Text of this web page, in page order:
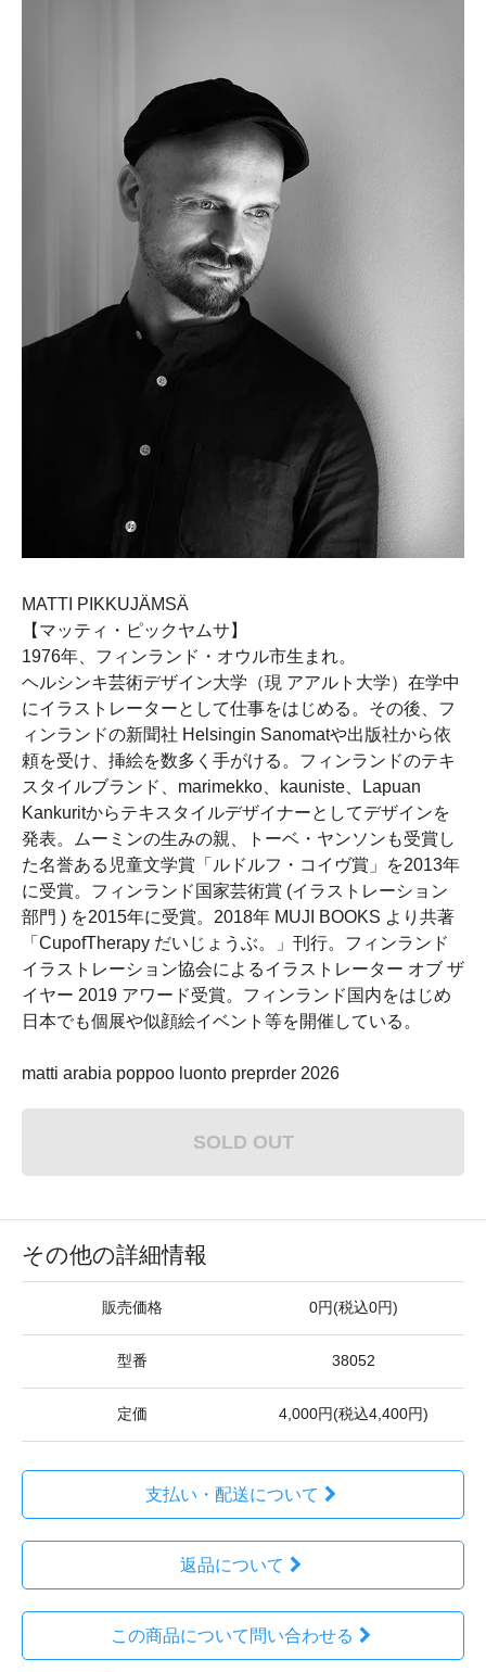
MATTI PIKKUJÄMSÄ
【マッティ・ピックヤムサ】
1976年、フィンランド・オウル市生まれ。
ヘルシンキ芸術デザイン大学（現 アアルト大学）在学中
にイラストレーターとして仕事をはじめる。その後、フ
ィンランドの新聞社 Helsingin Sanomatや出版社から依
頼を受け、挿絵を数多く手がける。フィンランドのテキ
スタイルブランド、marimekko、kauniste、Lapuan
Kankuritからテキスタイルデザイナーとしてデザインを
発表。ムーミンの生みの親、トーベ・ヤンソンも受賞し
た名誉ある児童文学賞「ルドルフ・コイヴ賞」を2013年
に受賞。フィンランド国家芸術賞 (イラストレーション
部門 ) を2015年に受賞。2018年 MUJI BOOKS より共著
「CupofTherapy だいじょうぶ。」刊行。フィンランド
イラストレーション協会によるイラストレーター オブ ザ
イヤー 2019 アワード受賞。フィンランド国内をはじめ
日本でも個展や似顔絵イベント等を開催している。
matti arabia poppoo luonto preprder 2026
SOLD OUT
その他の詳細情報
販売価格 0円(税込0円)
型番 38052
定価 4,000円(税込4,400円)
支払い・配送について
返品について
この商品について問い合わせる